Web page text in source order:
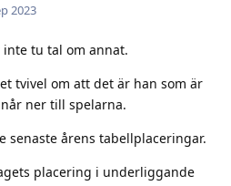
2023
inte tu tal om annat.
tvivel om att det är han som är
ner till spelarna.
senaste årens tabellplaceringar.
placering i underliggande